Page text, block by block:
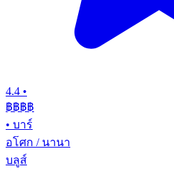
4.4 •
฿฿฿฿
• บาร์
อโศก / นานา
บลูส์